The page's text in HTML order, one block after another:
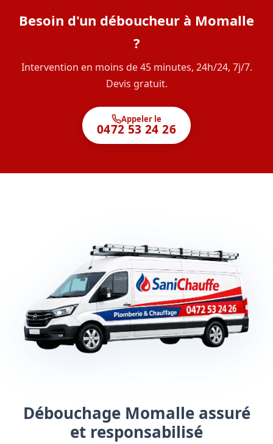
Besoin d'un déboucheur à Momalle
?
Intervention en moins de 45 minutes, 24h/24, 7j/7.
Devis gratuit.
Appeler le
0472 53 24 26
Débouchage Momalle assuré
et responsabilisé